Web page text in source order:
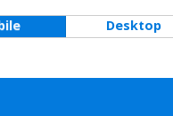
Desktop